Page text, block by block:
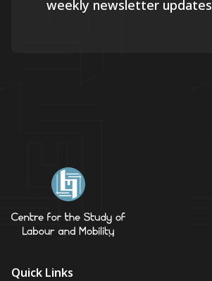
weekly newsletter updates
Quick Links